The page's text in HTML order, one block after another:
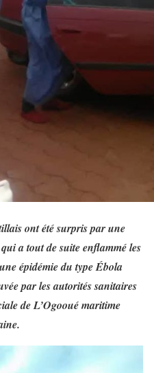
ont été surpris par une
a tout de suite enflammé les
épidémie du type Ébola
par les autorités sanitaires
de L’Ogooué maritime